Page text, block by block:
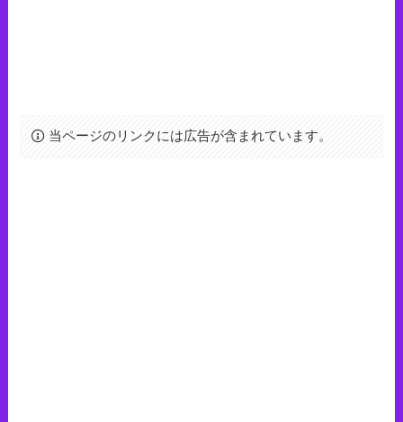
当ページのリンクには広告が含まれています。